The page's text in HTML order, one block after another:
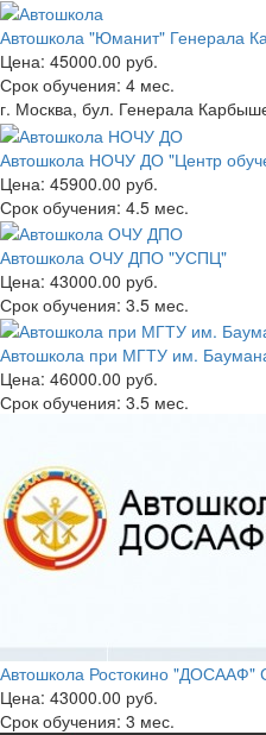
Автошкола "Юманит" Генерала
Цена: 45000.00 руб.
Срок обучения: 4 мес.
г. Москва, бул. Генерала
Автошкола НОЧУ ДО "Центр
Цена: 45900.00 руб.
Срок обучения: 4.5 мес.
Автошкола ОЧУ ДПО "УСПЦ"
Цена: 43000.00 руб.
Срок обучения: 3.5 мес.
Автошкола при МГТУ им.
Цена: 46000.00 руб.
Срок обучения: 3.5 мес.
Автошкола Ростокино "ДОСААФ"
Цена: 43000.00 руб.
Срок обучения: 3 мес.